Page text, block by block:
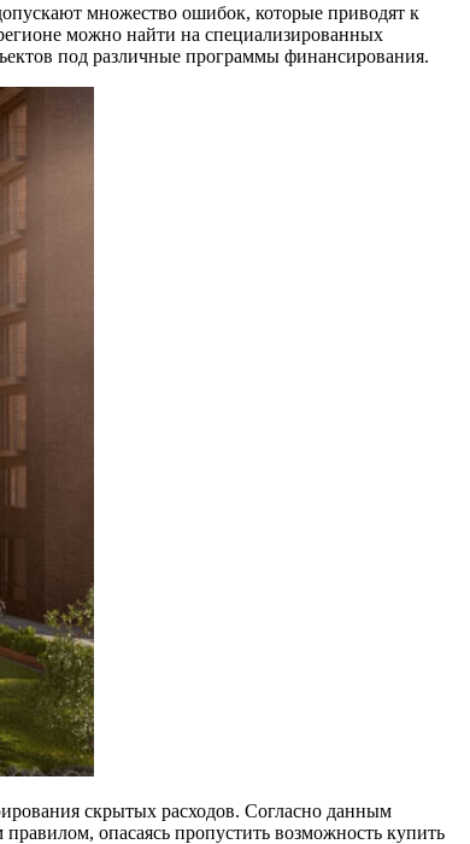
множество ошибок, которые приводят к
можно найти на специализированных
под различные программы финансирования.
скрытых расходов. Согласно данным
опасаясь пропустить возможность купить